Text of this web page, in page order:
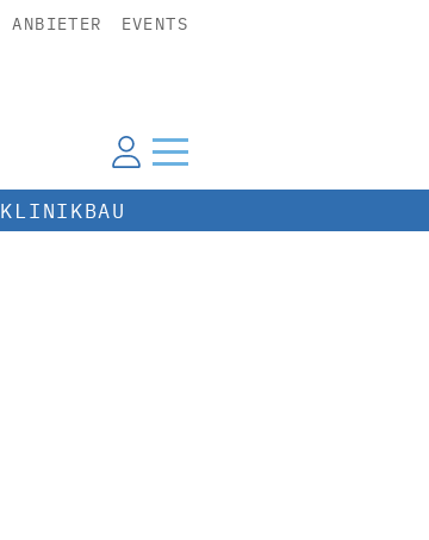
ANBIETER EVENTS
KLINIKBAU